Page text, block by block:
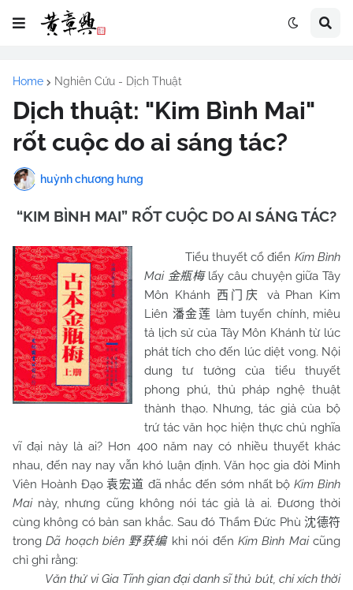
Home Nghiên Cứu - Dịch Thuật
Dịch thuật: "Kim Bình Mai"
rốt cuộc do ai sáng tác?
huỳnh chương hưng
“KIM BÌNH MAI” RỐT CUỘC DO AI SÁNG TÁC?
Tiểu thuyết cổ điển Kim Bình
Mai 金瓶梅lấy câu chuyện giữa Tây
Môn Khánh
西门庆
và Phan Kim
Liên 潘金莲 làm tuyến chính, miêu
tả lịch sử của Tây Môn Khánh từ lúc
phát tích cho đến lúc diệt vong. Nội
dung tư tưởng của tiểu thuyết
phong phú, thủ pháp nghệ thuật
thành thạo. Nhưng, tác giả của bộ
trứ tác văn học hiện thực chủ nghĩa
vĩ đại này là ai? Hơn 400 năm nay có nhiều thuyết khác
nhau, đến nay nay vẫn khó luận định. Văn học gia đời Minh
Viên Hoành Đạo袁宏道 đã nhắc đến sớm nhất bộKim Bình
Mainày, nhưng cũng không nói tác giả là ai. Đương thời
cùng không có bản san khắc. Sau đó Thẩm Đức Phù沈德符
trongDã hoạch biên野获编khi nói đến Kim Bình Maicũng
chỉ ghi rằng:
Văn thử vi Gia Tĩnh gian đại danh sĩ thủ bút, chỉ xích thời